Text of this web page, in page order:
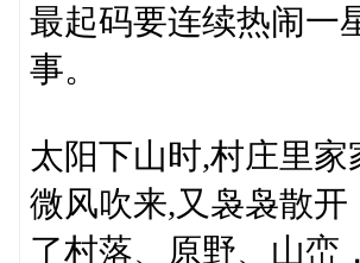
最起码要连续热闹一
事。
太阳下山时,村庄里
微风吹来,又袅袅散
了村落、原野、山峦